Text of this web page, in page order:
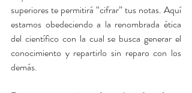
superiores te permitirá “cifrar” tus notas. Aquí
estamos obedeciendo a la renombrada ética
del científico con la cual se busca generar el
conocimiento y repartirlo sin reparo con los
demás.